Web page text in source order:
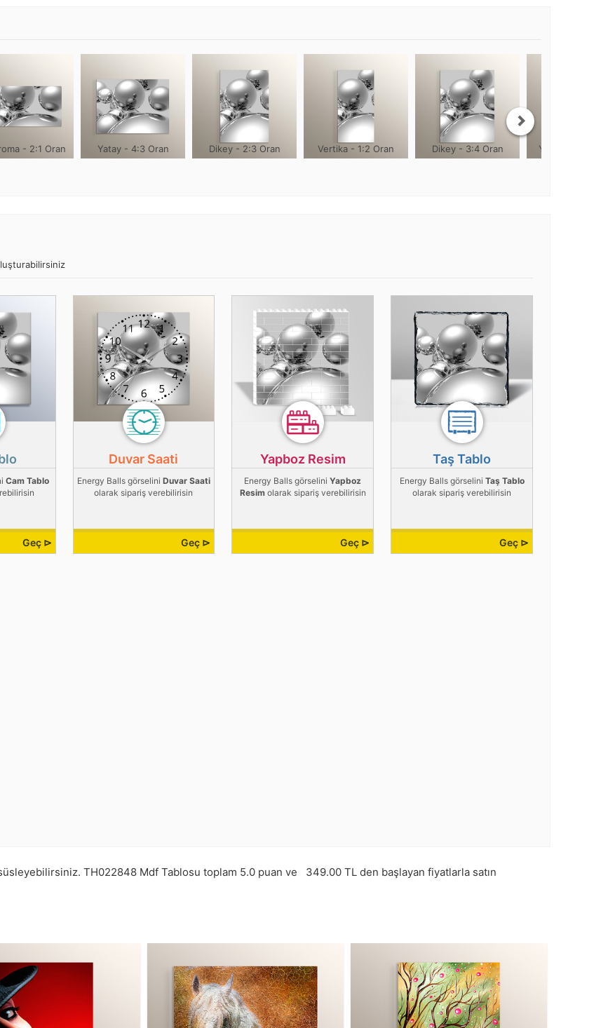
- 2:1 Oran Yatay - 4:3 Oran Dikey - 2:3 Oran Vertika - 1:2 Oran Dikey - 3:4 Oran Yuvarlak - 1:1
Cam Tablo
Geç ⊳
Duvar Saati
Energy Balls görselini Duvar Saati
olarak sipariş verebilirisin
Geç ⊳
Yapboz Resim
Energy Balls görseliniYapboz
Resimolarak sipariş verebilirisin
Geç ⊳
Taş Tablo
Energy Balls görselini Taş Tablo
olarak sipariş verebilirisin
Geç ⊳
TH022848 Mdf Tablosu toplam 5.0 puan ve 349.00 TL den başlayan fiyatlarla satın